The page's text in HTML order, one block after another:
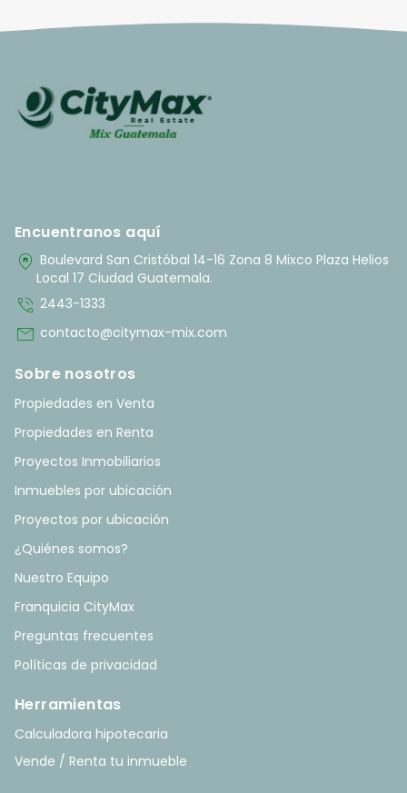
Encuentranos aquí
home_pin Boulevard San Cristóbal 14-16 Zona 8 Mixco Plaza Helios
Local 17 Ciudad Guatemala.
phone_in_talk 2443-1333
mail contacto@citymax-mix.com
Sobre nosotros
Propiedades en Venta
Propiedades en Renta
Proyectos Inmobiliarios
Inmuebles por ubicación
Proyectos por ubicación
¿Quiénes somos?
Nuestro Equipo
Franquicia CityMax
Preguntas frecuentes
Políticas de privacidad
Herramientas
Calculadora hipotecaria
Vende / Renta tu inmueble